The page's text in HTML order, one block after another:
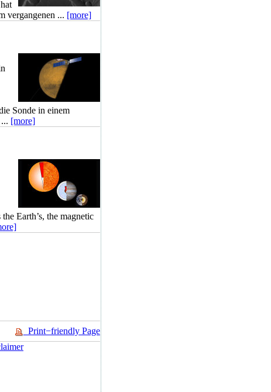
vergangenen ... [more]
Sonde in einem
[more]
Earth’s, the magnetic
Print−friendly Page